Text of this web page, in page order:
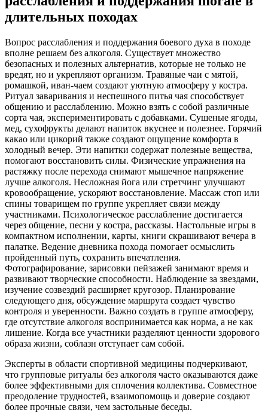
длительных походах
Вопрос расслабления и поддержания боевого духа в походе
вполне решаем без алкоголя. Существует множество
безопасных и полезных альтернатив, которые не только не
вредят, но и укрепляют организм. Травяные чаи с мятой,
ромашкой, иван-чаем создают уютную атмосферу у костра.
Ритуал заваривания и неспешного питья чая способствует
общению и расслаблению. Можно взять с собой различные
сорта чая, экспериментировать с добавками. Сушеные ягоды,
мед, сухофрукты делают напиток вкуснее и полезнее. Горячий
какао или цикорий также создают ощущение комфорта в
холодный вечер. Эти напитки содержат полезные вещества,
помогают восстановить силы. Физические упражнения на
растяжку после перехода снимают мышечное напряжение
лучше алкоголя. Несложная йога или стретчинг улучшают
кровообращение, ускоряют восстановление. Массаж стоп или
спины товарищем по группе укрепляет связи между
участниками. Психологическое расслабление достигается
через общение, песни у костра, рассказы. Настольные игры в
компактном исполнении, карты, книги скрашивают вечера в
палатке. Ведение дневника похода помогает осмыслить
пройденный путь, сохранить впечатления.
Фотографирование, зарисовки пейзажей занимают время и
развивают творческие способности. Наблюдение за звездами,
изучение созвездий расширяет кругозор. Планирование
следующего дня, обсуждение маршрута создает чувство
контроля и уверенности. Важно создать в группе атмосферу,
где отсутствие алкоголя воспринимается как норма, а не как
лишение. Когда все участники разделяют ценности здорового
образа жизни, соблазн отступает сам собой.
Эксперты в области спортивной медицины подчеркивают,
что групповые ритуалы без алкоголя часто оказываются даже
более эффективными для сплочения коллектива. Совместное
преодоление трудностей, взаимопомощь и доверие создают
более прочные связи, чем застольные беседы.